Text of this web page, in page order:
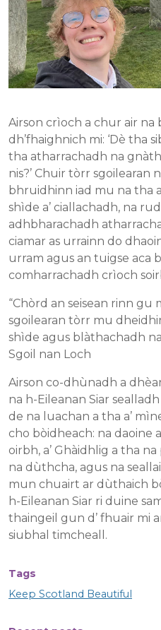
Airson crìoch a chur air
dh’fhaighnich mi: ‘Dè tha
tha atharrachadh na
nis?’ Chuir tòrr sgoilearan
bhruidhinn iad mu na tha
shìde a’ ciallachadh, na
adhbharachadh
ciamar as urrainn do
urram agus an tuigse aca
comharrachadh crìoch
“Chòrd an seisean rinn gu
sgoilearan tòrr mu
shìde agus blàthachadh
Sgoil nan Loch
Airson co-dhùnadh a
na h-Eileanan Siar
de na luachan a tha a’
cho bòidheach: na daoine
oirbh, a’ Ghàidhlig a tha
na dùthcha, agus na
mun chuairt ar dùthaich
h-Eileanan Siar ri duine
thaingeil gun d’ fhuair mi
siubhal timcheall.
Tags
Keep Scotland Beautiful